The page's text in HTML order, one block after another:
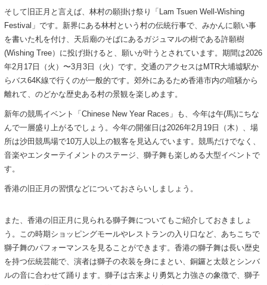
そして旧正月と言えば、林村の願掛け祭り「Lam Tsuen Well-Wishing
Festival」です。新界にある林村という村の伝統行事で、みかんに願い事
を書いた札を付け、天后廟のそばにあるガジュマルの樹である許願樹
(Wishing Tree）に投げ掛けると、願いが叶うとされています。期間は2026
年2月17日（火）〜3月3日（火）です。交通のアクセスはMTR大埔墟駅か
らバス64K線で行くのが一般的です。郊外にあるため香港市内の喧騒から
離れて、のどかな歴史ある村の景観を楽しめます。
新年の競馬イベント「Chinese New Year Races」も、今年は午(馬)にちな
んで一層盛り上がるでしょう。今年の開催日は2026年2月19日（木）、場
所は沙田競馬場で10万人以上の観客を見込んでいます。競馬だけでなく、
音楽やエンターテイメントのステージ、獅子舞も楽しめる大型イベントで
す。
香港の旧正月の習慣などについておさらいしましょう。
また、香港の旧正月に見られる獅子舞についてもご紹介しておきましょ
う。この時期ショッピングモールやレストランの入り口など、あちこちで
獅子舞のパフォーマンスを見ることができます。香港の獅子舞は長い歴史
を持つ伝統芸能で、演者は獅子の衣装を身にまとい、銅鑼と太鼓とシンバ
ルの音に合わせて踊ります。獅子は古来より勇気と力強さの象徴で、獅子